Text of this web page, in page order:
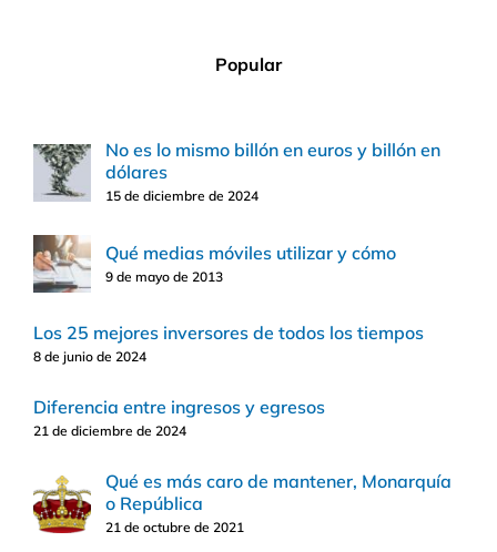
Popular
No es lo mismo billón en euros y billón en
dólares
15 de diciembre de 2024
Qué medias móviles utilizar y cómo
9 de mayo de 2013
Los 25 mejores inversores de todos los tiempos
8 de junio de 2024
Diferencia entre ingresos y egresos
21 de diciembre de 2024
Qué es más caro de mantener, Monarquía
o República
21 de octubre de 2021